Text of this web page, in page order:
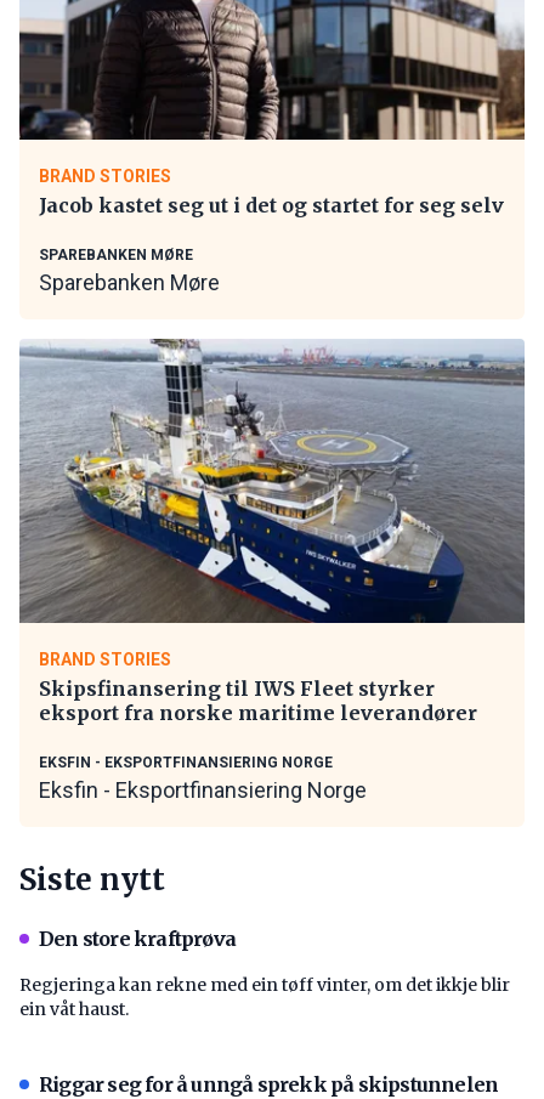
BRAND STORIES
Jacob kastet seg ut i det og startet for seg selv
SPAREBANKEN MØRE
Sparebanken Møre
BRAND STORIES
Skipsfinansering til IWS Fleet styrker
eksport fra norske maritime leverandører
EKSFIN - EKSPORTFINANSIERING NORGE
Eksfin - Eksportfinansiering Norge
Siste nytt
Den store kraftprøva
Regjeringa kan rekne med ein tøff vinter, om det ikkje blir
ein våt haust.
Riggar seg for å unngå sprekk på skipstunnelen